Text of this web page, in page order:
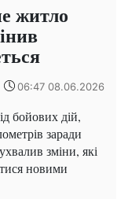
житло
06:47 08.06.2026
бойових дій,
заради
зміни, які
новими